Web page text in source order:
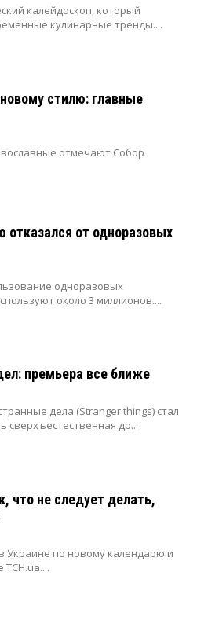
калейдоскоп, который
кулинарные тренды....
стилю: главные
отмечают Собор
отказался от одноразовых
одноразовых
около 3 миллионов....
премьера все ближе
дела (Stranger things) стал
сверхъестественная др...
что не следует делать,
Украине по новому календарю и